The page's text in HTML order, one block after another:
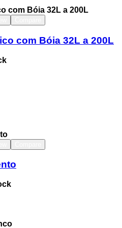
com Bóia 32L a 200L